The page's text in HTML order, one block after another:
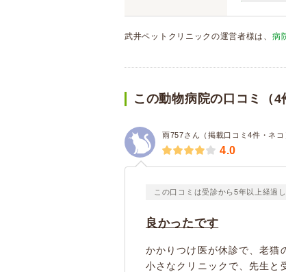
武井ペットクリニックの運営者様は、 病
この動物病院の口コミ（4
雨757さん（掲載口コミ4件・ネコ
4.0
この口コミは受診から5年以上経過し
良かったです
かかりつけ医が休診で、老猫
小さなクリニックで、先生と